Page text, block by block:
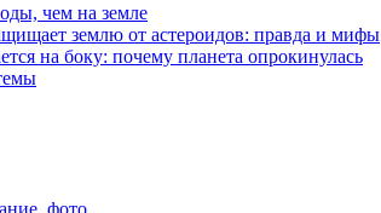
чем на земле
землю от астероидов: правда и мифы
на боку: почему планета опрокинулась
фото